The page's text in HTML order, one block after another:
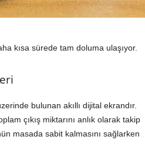
kısa sürede tam doluma ulaşıyor.
bulunan akıllı dijital ekrandır.
çıkış miktarını anlık olarak takip
masada sabit kalmasını sağlarken